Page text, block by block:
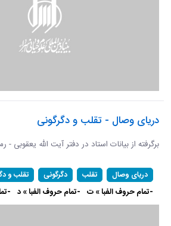
دریای وصال - تقلب و دگرگونی
برگرفته از بیانات استاد در دفتر آیت الله یعقوبی -
دریای وصال تقلب دگرگونی تقلب و
-تمام حروف الفبا » ت -تمام حروف الفبا » د -